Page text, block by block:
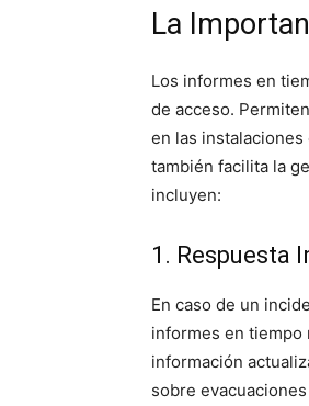
La
Los informes en
de acceso.
en las
también facilita la
incluyen:
1. Respuesta
En caso de un
informes en tiempo
información
sobre